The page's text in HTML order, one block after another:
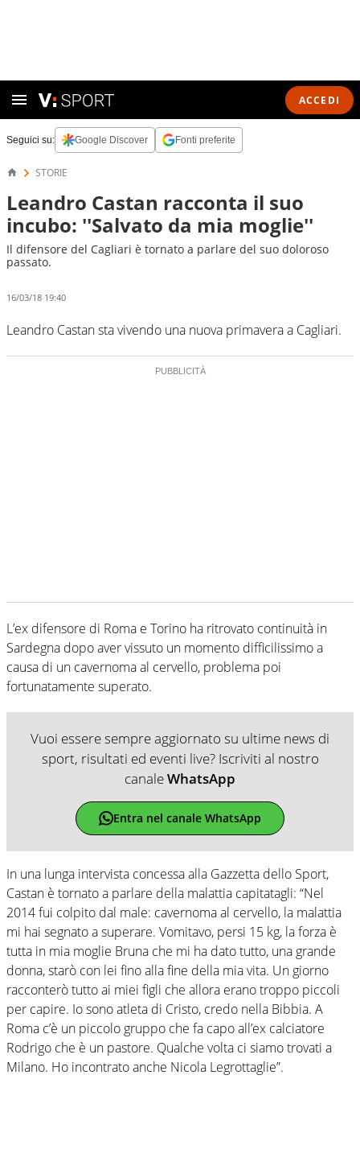
ACCEDI
Seguici su: Google Discover Fonti preferite
STORIE
Leandro Castan racconta il suo
incubo: ''Salvato da mia moglie''
Il difensore del Cagliari è tornato a parlare del suo doloroso
passato.
16/03/18 19:40
Leandro Castan sta vivendo una nuova primavera a Cagliari.
L’ex difensore di Roma e Torino ha ritrovato continuità in
Sardegna dopo aver vissuto un momento difficilissimo a
causa di un cavernoma al cervello, problema poi
fortunatamente superato.
Vuoi essere sempre aggiornato su ultime news di
sport, risultati ed eventi live? Iscriviti al nostro
canaleWhatsApp
Entra nel canale WhatsApp
In una lunga intervista concessa alla Gazzetta dello Sport,
Castan è tornato a parlare della malattia capitatagli: “Nel
2014 fui colpito dal male: cavernoma al cervello, la malattia
mi hai segnato a superare. Vomitavo, persi 15 kg, la forza è
tutta in mia moglie Bruna che mi ha dato tutto, una grande
donna, starò con lei fino alla fine della mia vita. Un giorno
racconterò tutto ai miei figli che allora erano troppo piccoli
per capire. Io sono atleta di Cristo, credo nella Bibbia. A
Roma c’è un piccolo gruppo che fa capo all’ex calciatore
Rodrigo che è un pastore. Qualche volta ci siamo trovati a
Milano. Ho incontrato anche Nicola Legrottaglie”.